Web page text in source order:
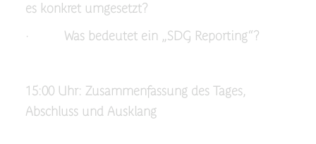
es konkret umgesetzt?
· Was bedeutet ein „SDG Reporting“?
15:00 Uhr: Zusammenfassung des Tages,
Abschluss und Ausklang